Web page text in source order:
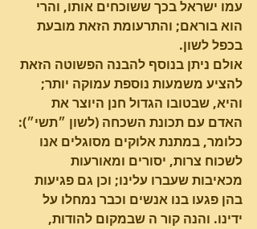
עמו ישראל בכך ששוכחים אותו, והרי
הוא בוראם; והתרעומת הזאת מובעת
בכפל לשון.
אולם ניתן בנוסף להבנה הפשוטה הזאת
להציע משמעות נוספת עמוקה יותר;
והיא, שבטובו הגדול חנן היוצר את
האדם עם תכונת השכחה (לשון ״תשי״):
כלומר, במתנת אלוקים מסוגלים אנו
לשכוח צרות, יסורים ומאורעות
מכאיבות שעברו עלינו; וכן גם פגיעות
בהן פגעו בנו אנשים וכבר נמחלו על
ידינו. והנה קור ה שבמקום להודות,